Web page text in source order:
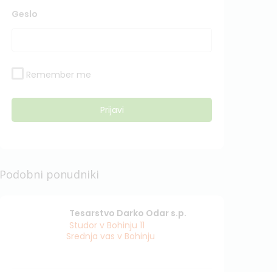
Geslo
Remember me
Podobni ponudniki
Tesarstvo Darko Odar s.p.
Studor v Bohinju 11
Srednja vas v Bohinju